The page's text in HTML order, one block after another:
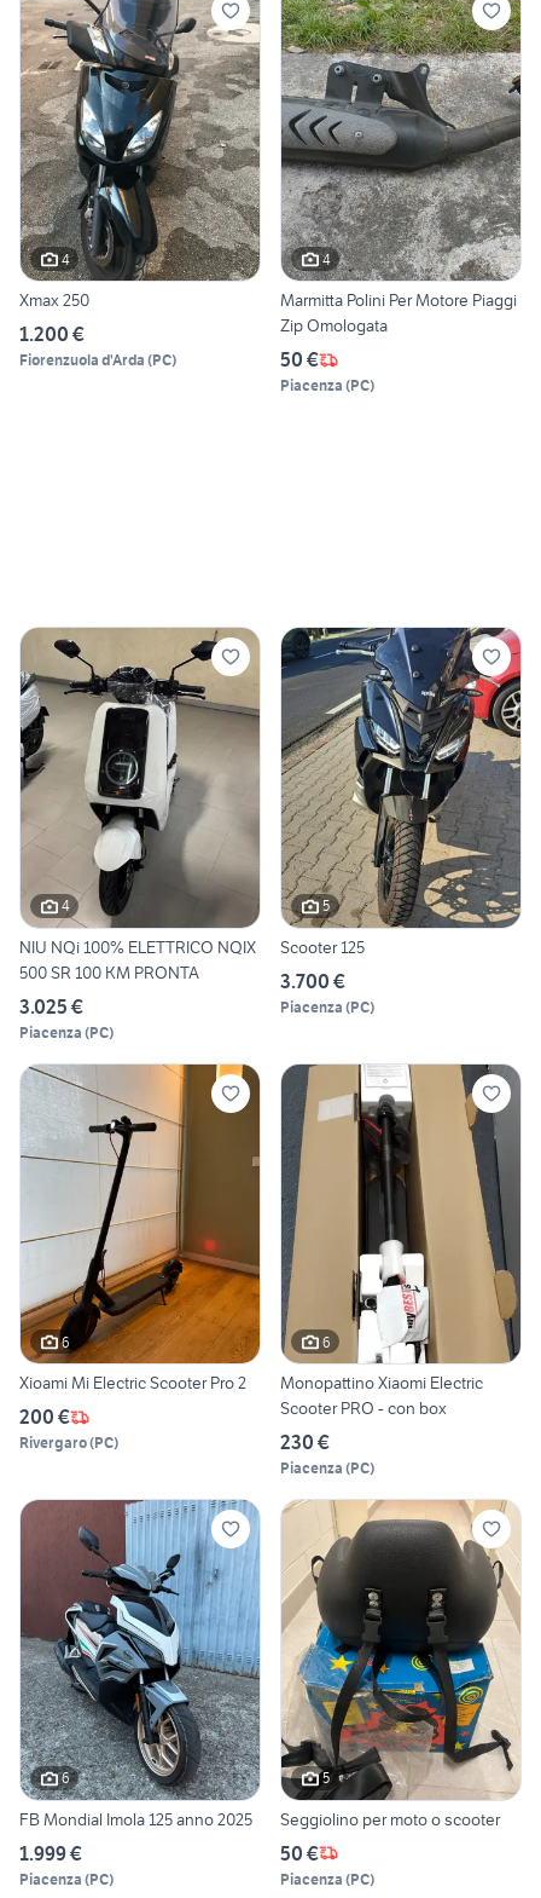
4
Xmax 250
1.200 €
Fiorenzuola d'Arda (PC)
4
Marmitta Polini Per Motore Piaggi
Zip Omologata
50 €
Piacenza (PC)
4
NIU NQi 100% ELETTRICO NQIX
500 SR 100 KM PRONTA
3.025 €
Piacenza (PC)
5
Scooter 125
3.700 €
Piacenza (PC)
6
Xioami Mi Electric Scooter Pro 2
200 €
Rivergaro(PC)
6
Monopattino Xiaomi Electric
Scooter PRO - con box
230 €
Piacenza (PC)
6
FB Mondial Imola 125 anno 2025
1.999 €
Piacenza (PC)
5
Seggiolino per moto o scooter
50 €
Piacenza (PC)